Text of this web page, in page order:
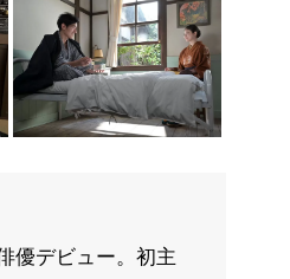
優デビュー。初主